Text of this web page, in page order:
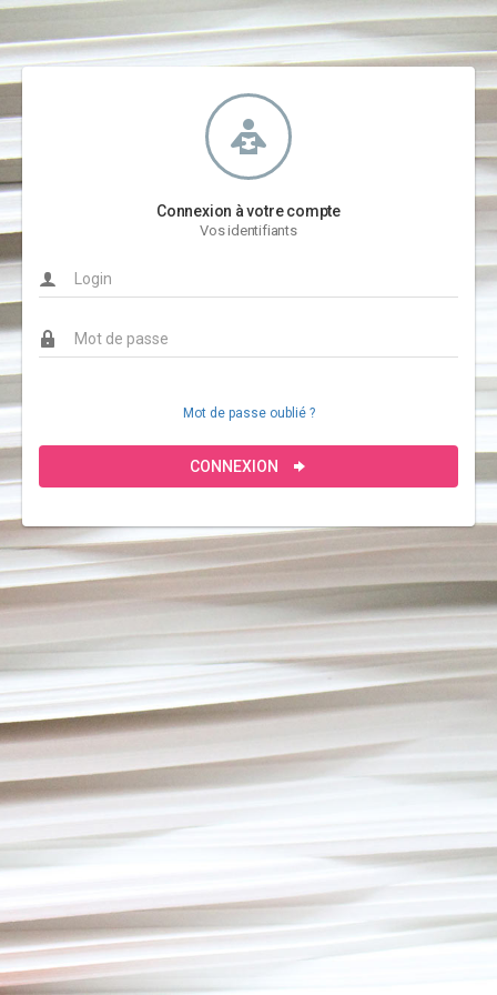
Connexion à votre compte
Vos identifiants
Mot de passe oublié ?
CONNEXION